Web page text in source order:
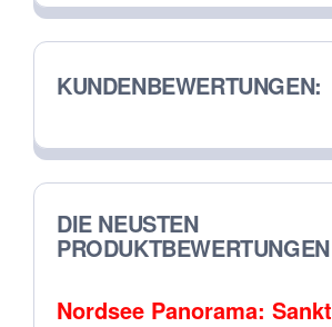
gewählt
KUNDENBEWERTUNGEN:
DIE NEUSTEN
PRODUKTBEWERTUNGEN
Nordsee Panorama: Sankt